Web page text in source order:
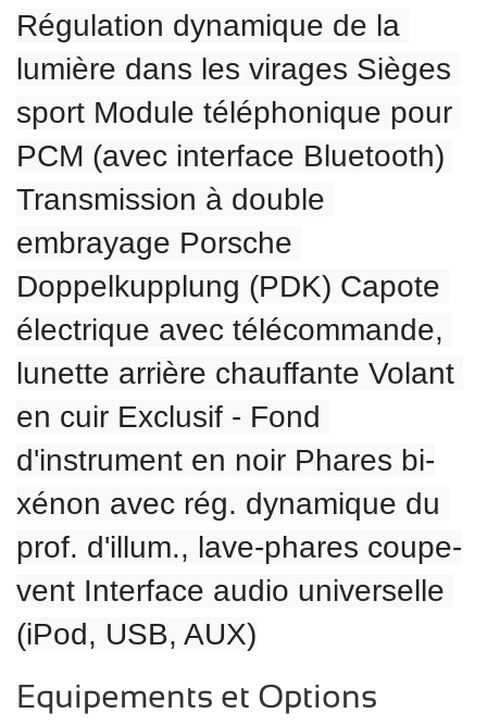
Régulation dynamique de la
lumière dans les virages Sièges
sport Module téléphonique pour
PCM (avec interface Bluetooth)
Transmission à double
embrayage Porsche
Doppelkupplung (PDK) Capote
électrique avec télécommande,
lunette arrière chauffante Volant
en cuir Exclusif - Fond
d'instrument en noir Phares bi-
xénon avec rég. dynamique du
prof. d'illum., lave-phares coupe-
vent Interface audio universelle
(iPod, USB, AUX)
Equipements et Options